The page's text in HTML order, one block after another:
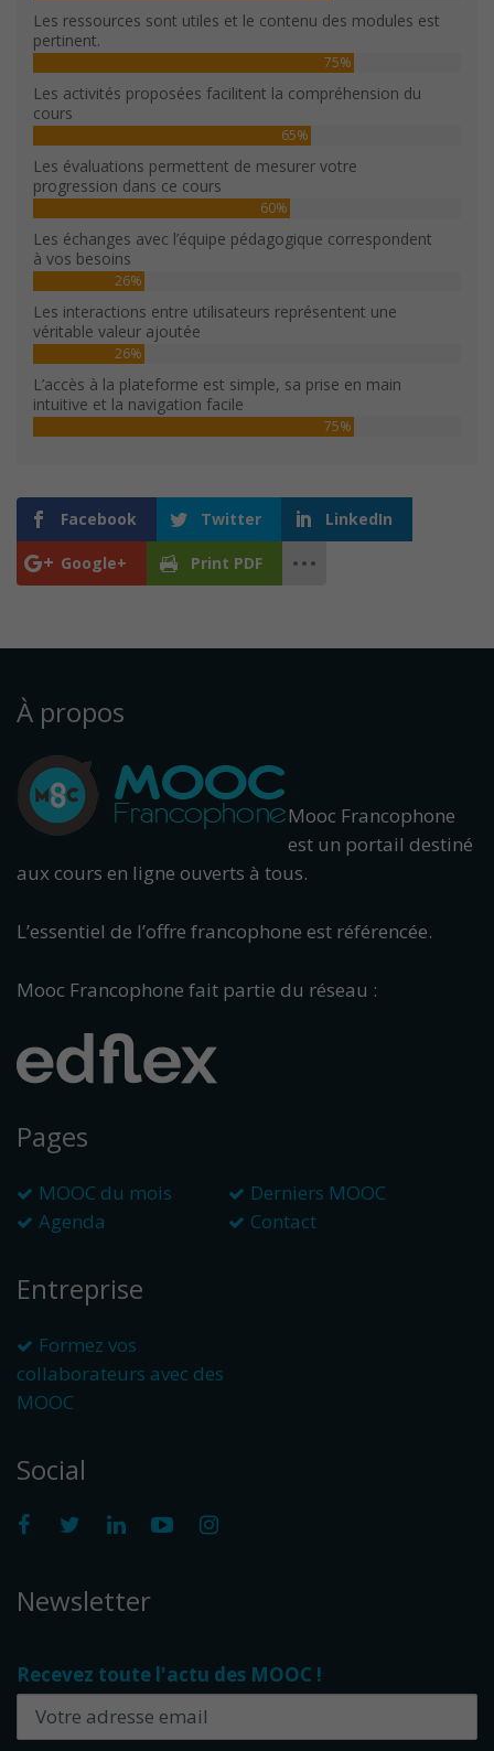
Les ressources sont utiles et le contenu des modules est
pertinent.
75%
Les activités proposées facilitent la compréhension du
cours
65%
Les évaluations permettent de mesurer votre
progression dans ce cours
60%
Les échanges avec l’équipe pédagogique correspondent
à vos besoins
26%
Les interactions entre utilisateurs représentent une
véritable valeur ajoutée
26%
L’accès à la plateforme est simple, sa prise en main
intuitive et la navigation facile
75%
Facebook Twitter LinkedIn
Google+ Print PDF
À propos
Mooc Francophone
est un portail destiné
aux cours en ligne ouverts à tous.
L’essentiel de l’offre francophone est référencée.
Mooc Francophone fait partie du réseau :
Pages
MOOC du mois
Derniers MOOC
Agenda
Contact
Entreprise
Formez vos
collaborateurs avec des
MOOC
Social
Newsletter
Recevez toute l'actu des MOOC !